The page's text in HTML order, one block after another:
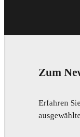
Zum
Erfahren